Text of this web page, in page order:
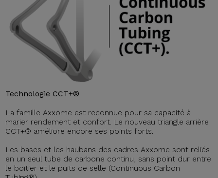
Technologie CCT+®
La famille Axxome est reconnue pour sa capacité à
marier rendement et confort. Le nouveau triangle arrière
CCT+® améliore encore ses points forts.
Les bases et les haubans des cadres Axxome sont reliés
en un seul tube de carbone continu, sans point dur entre
le boitier et le puits de selle (Continuous Carbon